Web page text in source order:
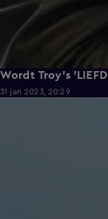
Wordt Troy's
31 jan 2023, 20:29